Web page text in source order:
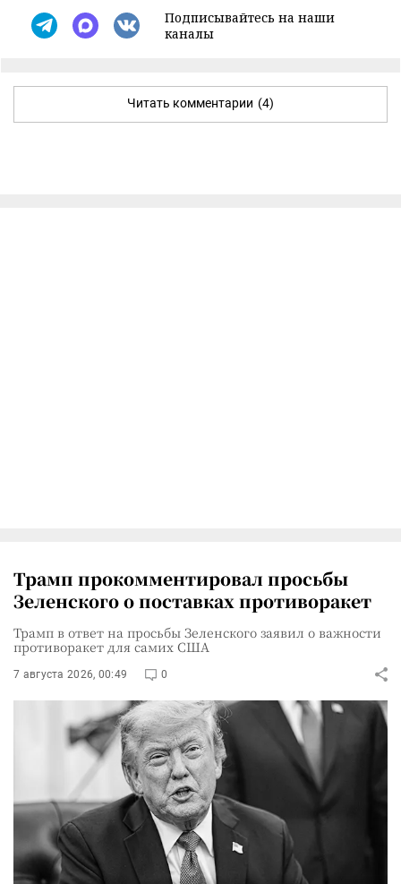
Подписывайтесь на наши
каналы
Читать комментарии (4)
Трамп прокомментировал просьбы
Зеленского о поставках противоракет
Трамп в ответ на просьбы Зеленского заявил о важности
противоракет для самих США
7 августа 2026, 00:49 0